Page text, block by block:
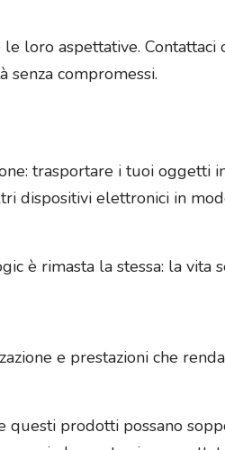
loro aspettative. Contattaci
senza compromessi.
trasportare i tuoi oggetti
dispositivi elettronici in
è rimasta la stessa: la vita
e prestazioni che
questi prodotti possano